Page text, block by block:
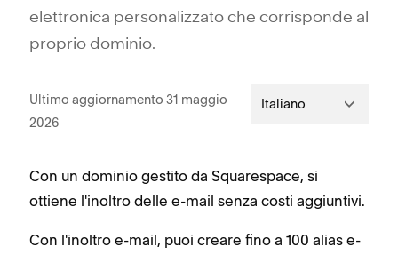
elettronica personalizzato che corrisponde al
proprio dominio.
Ultimo aggiornamento 31 maggio
2026
Italiano
Con un dominio gestito da Squarespace, si
ottiene l'inoltro delle e-mail senza costi aggiuntivi.
Con l'inoltro e-mail, puoi creare fino a 100 alias e-